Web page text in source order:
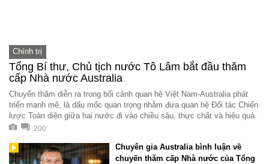
Chính trị
Tổng Bí thư, Chủ tịch nước Tô Lâm bắt đầu thăm
cấp Nhà nước Australia
Chuyến thăm diễn ra trong bối cảnh quan hệ Việt Nam-Australia phát
triển mạnh mẽ, là dấu mốc quan trọng nhằm đưa quan hệ Đối tác Chiến
lược Toàn diện giữa hai nước đi vào chiều sâu, thực chất và hiệu quả.
200
Chuyên gia Australia bình luận về
chuyến thăm cấp Nhà nước của Tổng